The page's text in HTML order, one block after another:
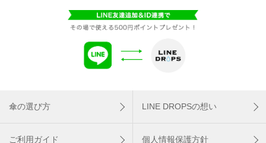
傘の選び方 LINE DROPSの想い
ご利用ガイド 個人情報保護方針